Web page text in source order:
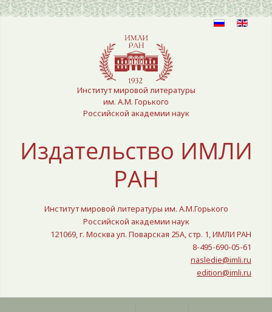
Выберите язык
Институт мировой литературы
им. А.М. Горького
Российской академии наук
Издательство ИМЛИ
РАН
Институт мировой литературы им. А.М.Горького
Российской академии наук
121069, г. Москва ул. Поварская 25A, стр. 1, ИМЛИ РАН
8-495-690-05-61
nasledie@imli.ru
edition@imli.ru